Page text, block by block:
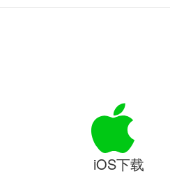
iOS下载